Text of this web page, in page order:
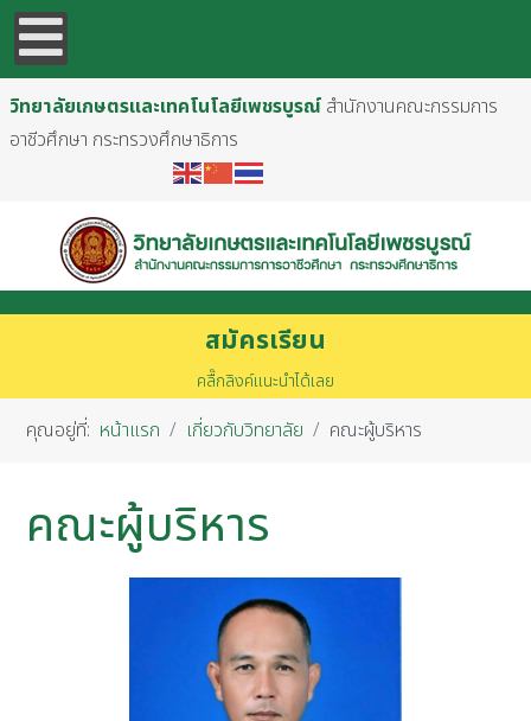
วิทยาลัยเกษตรและเทคโนโลยีเพชรบูรณ์ สำนักงานคณะกรรมการ
อาชีวศึกษา กระทรวงศึกษาธิการ
สมัครเรียน
คลื๊กลิงค์แนะนำได้เลย
คุณอยู่ที่: หน้าแรก เกี่ยวกับวิทยาลัย คณะผู้บริหาร
คณะผู้บริหาร